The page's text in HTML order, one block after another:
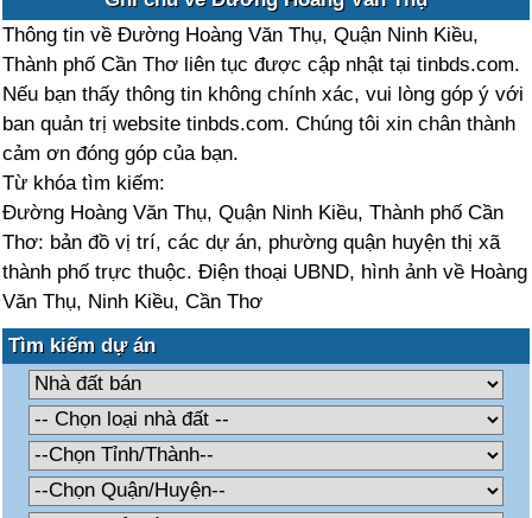
Thông tin về Đường Hoàng Văn Thụ, Quận Ninh Kiều,
Thành phố Cần Thơ liên tục được cập nhật tại tinbds.com.
Nếu bạn thấy thông tin không chính xác, vui lòng góp ý với
ban quản trị website tinbds.com. Chúng tôi xin chân thành
cảm ơn đóng góp của bạn.
Từ khóa tìm kiếm:
Đường Hoàng Văn Thụ, Quận Ninh Kiều, Thành phố Cần
Thơ: bản đồ vị trí, các dự án, phường quận huyện thị xã
thành phố trực thuộc. Điện thoại UBND, hình ảnh về Hoàng
Văn Thụ, Ninh Kiều, Cần Thơ
Tìm kiếm dự án